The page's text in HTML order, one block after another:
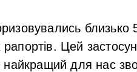
близько
Цей
для нас